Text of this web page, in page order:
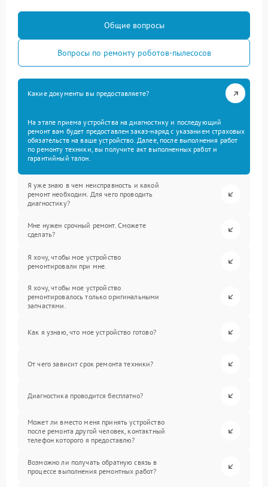
Общие вопросы
Вопросы по ремонту роботов-пылесосов
Какие документы вы предоставляете?
На этапе приема устройства на диагностику и последующий
ремонт вам будет предоставлен заказ-наряд с указанием страховых
обязательств на ваше устройство. Далее, после выполнения работ
по ремонту техники, вы получите акт выполненных работ и
гарантийный талон.
Я уже знаю в чем неисправность и какой
ремонт необходим. Для чего проводить
диагностику?
Мне нужен срочный ремонт. Сможете
сделать?
Я хочу, чтобы мое устройство
ремонтировали при мне.
Я хочу, чтобы мое устройство
ремонтировалось только оригинальными
запчастями.
Как я узнаю, что мое устройство готово?
От чего зависит срок ремонта техники?
Диагностика проводится бесплатно?
Может ли вместо меня принять устройство
после ремонта другой человек, контактный
телефон которого я предоставлю?
Возможно ли получать обратную связь в
процессе выполнения ремонтных работ?